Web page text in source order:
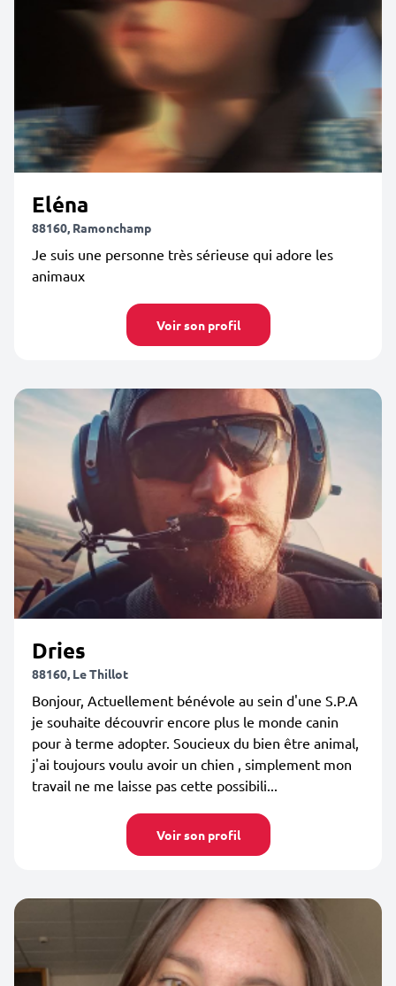
Eléna
88160, Ramonchamp
Je suis une personne très sérieuse qui adore les
animaux
Voir son profil
Dries
88160, Le Thillot
Bonjour, Actuellement bénévole au sein d'une S.P.A
je souhaite découvrir encore plus le monde canin
pour à terme adopter. Soucieux du bien être animal,
j'ai toujours voulu avoir un chien , simplement mon
travail ne me laisse pas cette possibili...
Voir son profil